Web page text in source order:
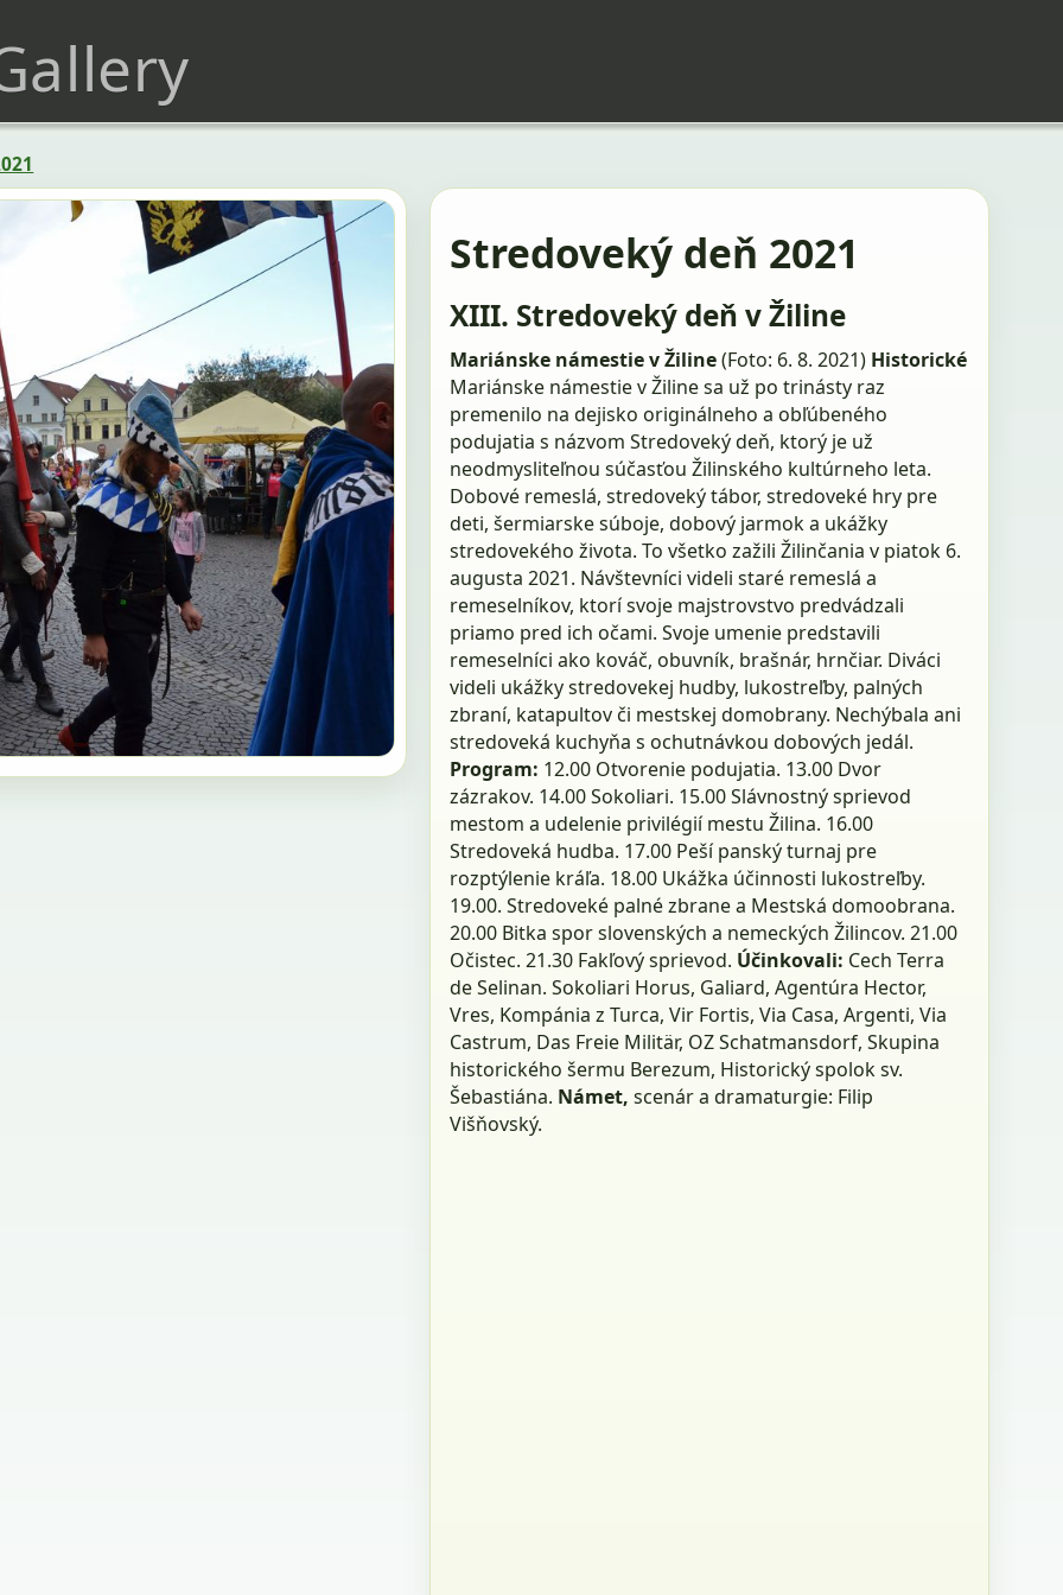
Stredoveký deň 2021
XIII. Stredoveký deň v Žiline
Mariánske námestie v Žiline(Foto: 6. 8. 2021) Historické
Mariánske námestie v Žiline sa už po trinásty raz
premenilo na dejisko originálneho a obľúbeného
podujatia s názvom Stredoveký deň, ktorý je už
neodmysliteľnou súčasťou Žilinského kultúrneho leta.
Dobové remeslá, stredoveký tábor, stredoveké hry pre
deti, šermiarske súboje, dobový jarmok a ukážky
stredovekého života. To všetko zažili Žilinčania v piatok 6.
augusta 2021. Návštevníci videli staré remeslá a
remeselníkov, ktorí svoje majstrovstvo predvádzali
priamo pred ich očami. Svoje umenie predstavili
remeselníci ako kováč, obuvník, brašnár, hrnčiar. Diváci
videli ukážky stredovekej hudby, lukostreľby, palných
zbraní, katapultov či mestskej domobrany. Nechýbala ani
stredoveká kuchyňa s ochutnávkou dobových jedál.
Program: 12.00 Otvorenie podujatia. 13.00 Dvor
zázrakov. 14.00 Sokoliari. 15.00 Slávnostný sprievod
mestom a udelenie privilégií mestu Žilina. 16.00
Stredoveká hudba. 17.00 Peší panský turnaj pre
rozptýlenie kráľa. 18.00 Ukážka účinnosti lukostreľby.
19.00. Stredoveké palné zbrane a Mestská domoobrana.
20.00 Bitka spor slovenských a nemeckých Žilincov. 21.00
Očistec. 21.30 Fakľový sprievod. Účinkovali: Cech Terra
de Selinan. Sokoliari Horus, Galiard, Agentúra Hector,
Vres, Kompánia z Turca, Vir Fortis, Via Casa, Argenti, Via
Castrum, Das Freie Militär, OZ Schatmansdorf, Skupina
historického šermu Berezum, Historický spolok sv.
Šebastiána. Námet, scenár a dramaturgie: Filip
Višňovský.